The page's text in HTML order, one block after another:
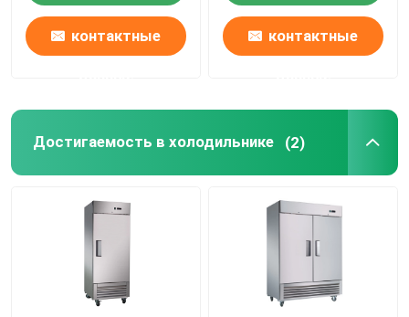
Прогулка в охладителях
контактные контактные
Достигаемость в холодильнике (2)